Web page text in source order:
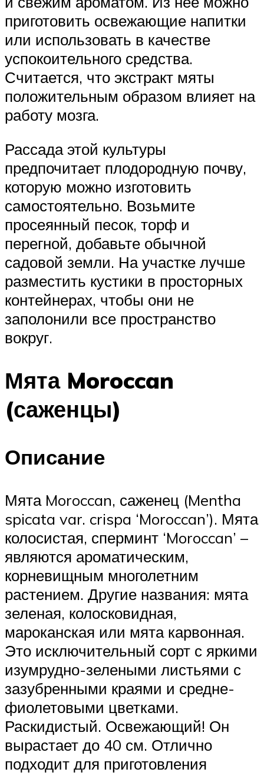
приготовить освежающие напитки
или использовать в качестве
успокоительного средства.
Считается, что экстракт мяты
положительным образом влияет на
работу мозга.
Рассада этой культуры
предпочитает плодородную почву,
которую можно изготовить
самостоятельно. Возьмите
просеянный песок, торф и
перегной, добавьте обычной
садовой земли. На участке лучше
разместить кустики в просторных
контейнерах, чтобы они не
заполонили все пространство
вокруг.
Мята Moroccan
(саженцы)
Описание
Мята Moroccan, саженец (Mentha
spicata var. crispa ‘Moroccan’). Мята
колосистая, сперминт ‘Moroccan’ –
являются ароматическим,
корневищным многолетним
растением. Другие названия: мята
зеленая, колосковидная,
мароканская или мята карвонная.
Это исключительный сорт с яркими
изумрудно-зелеными листьями с
зазубренными краями и средне-
фиолетовыми цветками.
Раскидистый. Освежающий! Он
вырастает до 40 см. Отлично
подходит для приготовления